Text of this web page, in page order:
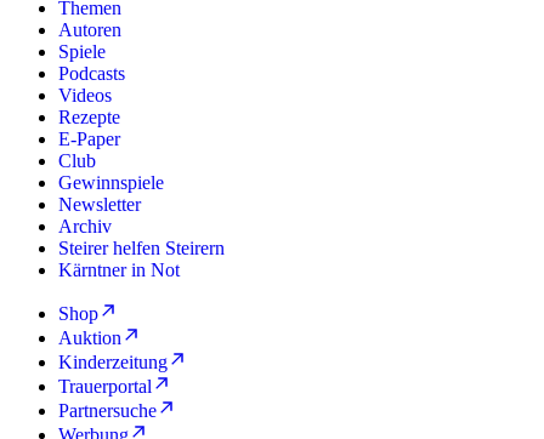
Themen
Autoren
Spiele
Podcasts
Videos
Rezepte
E-Paper
Club
Gewinnspiele
Newsletter
Archiv
Steirer helfen Steirern
Kärntner in Not
Shop
Auktion
Kinderzeitung
Trauerportal
Partnersuche
Werbung